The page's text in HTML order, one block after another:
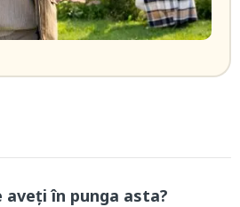
aveți în punga asta?